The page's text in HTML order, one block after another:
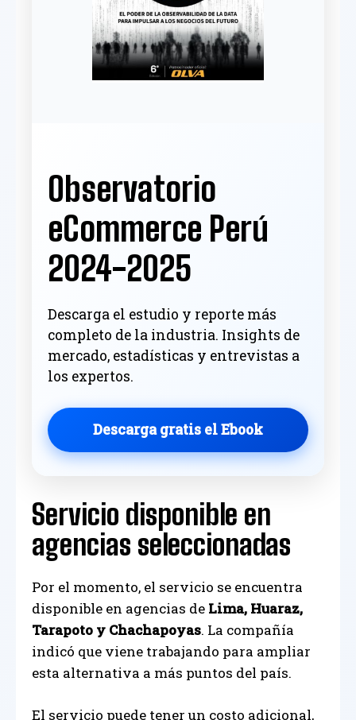
Observatorio
eCommerce Perú
2024-2025
Descarga el estudio y reporte más
completo de la industria. Insights de
mercado, estadísticas y entrevistas a
los expertos.
Descarga gratis el Ebook
Servicio disponible en
agencias seleccionadas
Por el momento, el servicio se encuentra
disponible en agencias de Lima, Huaraz,
Tarapoto y Chachapoyas. La compañía
indicó que viene trabajando para ampliar
esta alternativa a más puntos del país.
El servicio puede tener un costo adicional,